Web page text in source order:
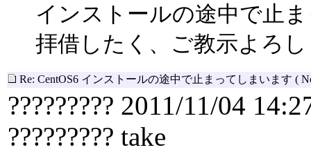
インストールの途中で止
拝借したく、ご教示よろ
Re: CentOS6 インストールの途中で止まってしまいます (
????????? 2011/11/04
????????? take